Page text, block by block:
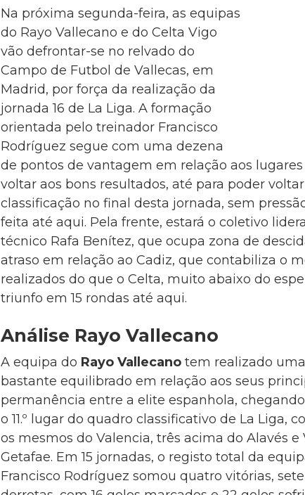
Na próxima segunda-feira, as equipas
do Rayo Vallecano e do Celta Vigo
vão defrontar-se no relvado do
Campo de Futbol de Vallecas, em
Madrid, por força da realização da
jornada 16 de La Liga. A formação
orientada pelo treinador Francisco
Rodríguez segue com uma dezena
de pontos de vantagem em relação aos
voltar aos bons resultados, até para poder
classificação no final desta jornada, sem
feita até aqui. Pela frente, estará o coletivo
técnico Rafa Benítez, que ocupa zona de
atraso em relação ao Cadiz, que contabiliza o
realizados do que o Celta, muito abaixo do
triunfo em 15 rondas até aqui.
Análise Rayo Vallecano
A equipa do Rayo Vallecano tem realizado
bastante equilibrado em relação aos seus
permanência entre a elite espanhola,
o 11.º lugar do quadro classificativo de La Liga,
os mesmos do Valencia, três acima do Alavés e
Getafae. Em 15 jornadas, o registo total da
Francisco Rodríguez somou quatro vitórias,